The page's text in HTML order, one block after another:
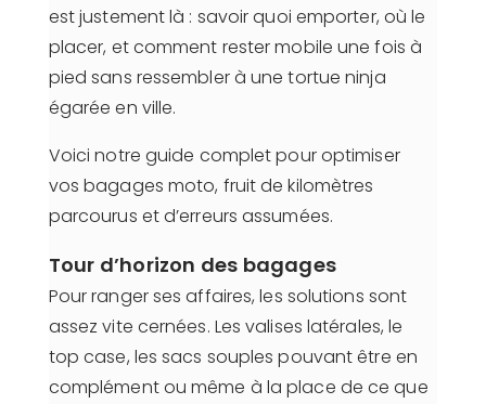
est justement là : savoir quoi emporter, où le
placer, et comment rester mobile une fois à
pied sans ressembler à une tortue ninja
égarée en ville.
Voici notre guide complet pour optimiser
vos bagages moto, fruit de kilomètres
parcourus et d’erreurs assumées.
Tour d’horizon des bagages
Pour ranger ses affaires, les solutions sont
assez vite cernées. Les valises latérales, le
top case, les sacs souples pouvant être en
complément ou même à la place de ce que